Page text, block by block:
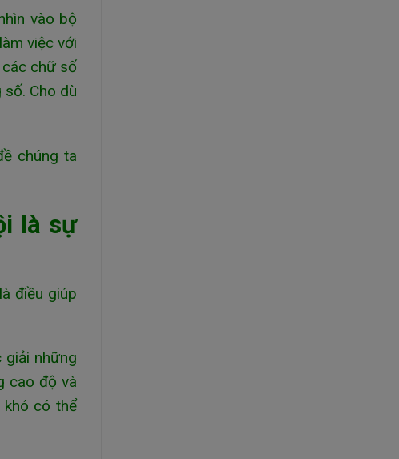
vào bộ
việc với
các chữ số
Cho dù
chúng ta
là sự
điều giúp
những
cao độ và
khó có thể